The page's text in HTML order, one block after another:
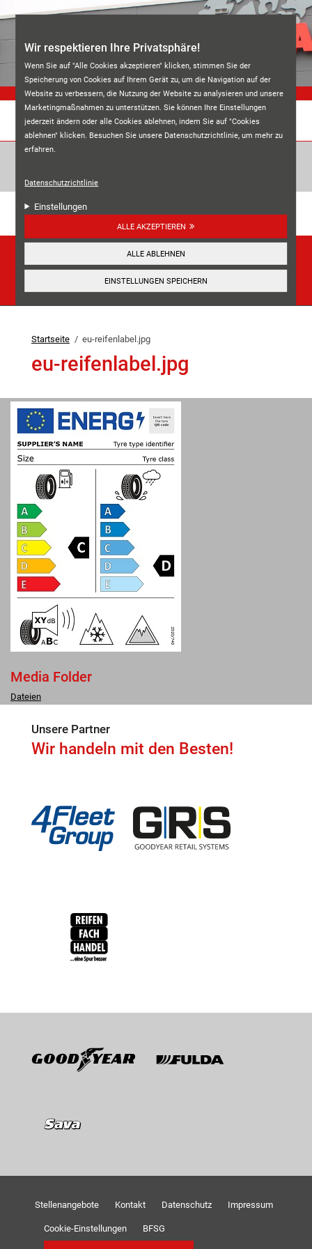
Wir respektieren Ihre Privatsphäre!
Wenn Sie auf "Alle Cookies akzeptieren" klicken, stimmen Sie der
Speicherung von Cookies auf Ihrem Gerät zu, um die Navigation auf der
Website zu verbessern, die Nutzung der Website zu analysieren und unsere
Marketingmaßnahmen zu unterstützen. Sie können Ihre Einstellungen
jederzeit ändern oder alle Cookies ablehnen, indem Sie auf "Cookies
ablehnen" klicken. Besuchen Sie unsere Datenschutzrichtlinie, um mehr zu
erfahren.
Datenschutzrichtlinie
Einstellungen
ALLE AKZEPTIEREN
ALLE ABLEHNEN
EINSTELLUNGEN SPEICHERN
Direkt zum Inhalt
REIFEN BRAUN
4.7
HIER ANSEHEN
Navigation☰
Startseite eu-reifenlabel.jpg
eu-reifenlabel.jpg
Media Folder
Dateien
Unsere Partner
Wir handeln mit den Besten!
Stellenangebote Kontakt Datenschutz Impressum
Cookie-Einstellungen BFSG